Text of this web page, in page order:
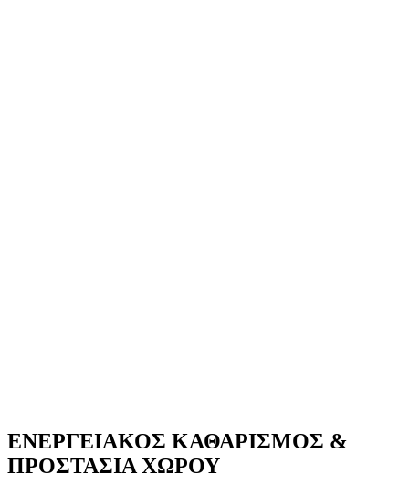
ΕΝΕΡΓΕΙΑΚΟΣ ΚΑΘΑΡΙΣΜΟΣ &
ΠΡΟΣΤΑΣΙΑ ΧΩΡΟΥ